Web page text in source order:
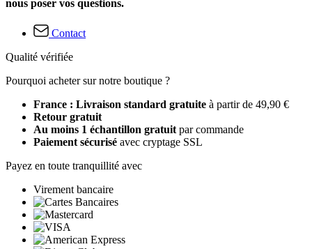
nous poser vos questions.
Contact
Qualité vérifiée
Pourquoi acheter sur notre boutique ?
France : Livraison standard gratuite à partir de 49,90 €
Retour gratuit
Au moins 1 échantillon gratuit par commande
Paiement sécurisé avec cryptage SSL
Payez en toute tranquillité avec
Virement bancaire